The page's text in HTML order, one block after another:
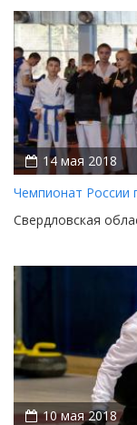
14 мая 2018
Чемпионат России
Свердловская
10 мая 2018